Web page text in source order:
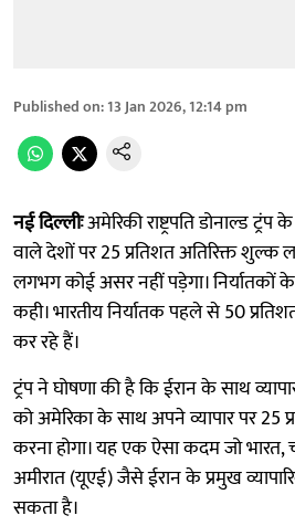
Published on:13 Jan 2026, 12:14 pm
नई दिल्लीःअमेरिकी राष्ट्रपति डोनाल्ड
वाले देशों पर 25 प्रतिशत अतिरिक्त शुल्क
लगभग कोई असर नहीं पड़ेगा।
कही। भारतीय निर्यातक पहले से 50
कर रहे हैं।
ट्रंप ने घोषणा की है कि ईरान के साथ
को अमेरिका के साथ अपने व्यापार पर 25
करना होगा। यह एक ऐसा कदम जो
अमीरात (यूएई) जैसे ईरान के प्रमुख
सकता है।